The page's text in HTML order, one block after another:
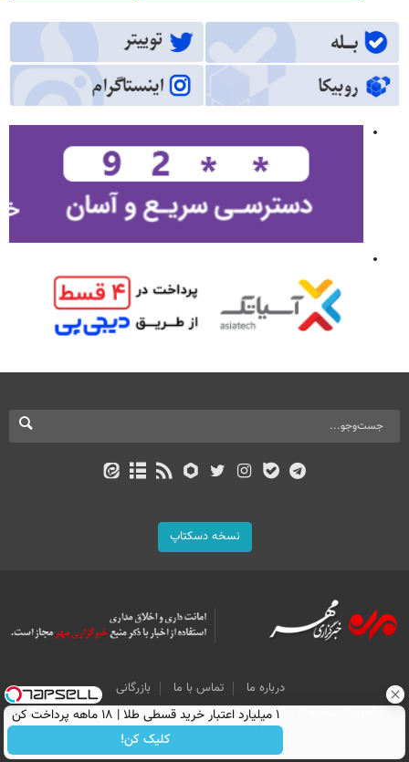
نسخه دسکتاپ
درباره ما تماس با ما
بازرگانی
All Content by Mehr News Agency is licensed under a Creative Commons
Attribution 4.0 International License.
۱ میلیارد اعتبار خرید قسطی طلا | ۱۸ ماهه پرداخت کن
کلیک کن!